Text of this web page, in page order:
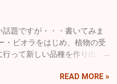
話題ですが・・・書いてみま
・ビオラをはじめ、植物の受
って新しい品種を作り出す
に育種という言葉がありま
READ MORE »